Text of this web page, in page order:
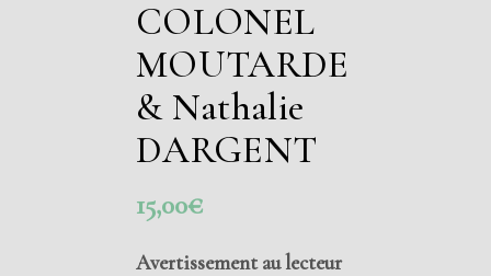
COLONEL
MOUTARDE
& Nathalie
DARGENT
15,00€
Avertissement au lecteur